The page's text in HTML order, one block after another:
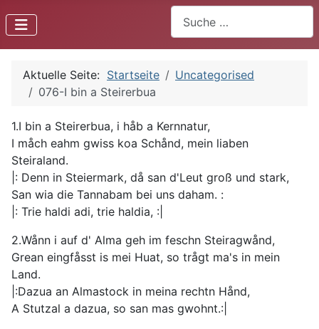
Aktuelle Seite: Startseite
Uncategorised
076-I bin a Steirerbua
1.I bin a Steirerbua, i håb a Kernnatur,
I måch eahm gwiss koa Schånd, mein liaben
Steiraland.
|: Denn in Steiermark, då san d'Leut groß und stark,
San wia die Tannabam bei uns daham. :
|: Trie haldi adi, trie haldia, :|
2.Wånn i auf d' Alma geh im feschn Steiragwånd,
Grean eingfåsst is mei Huat, so trågt ma's in mein
Land.
|:Dazua an Almastock in meina rechtn Hånd,
A Stutzal a dazua, so san mas gwohnt.:|